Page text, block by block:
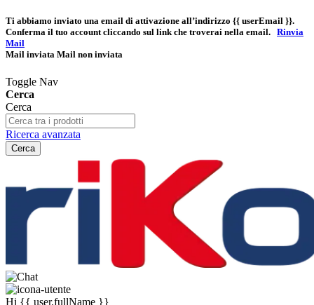
Ti abbiamo inviato una email di attivazione all’indirizzo {{ userEmail }}.
Conferma il tuo account cliccando sul link che troverai nella email. Rinvia
Mail
Mail inviata Mail non inviata
Toggle Nav
Cerca
Cerca
Ricerca avanzata
Cerca
Hi {{ user.fullName }}